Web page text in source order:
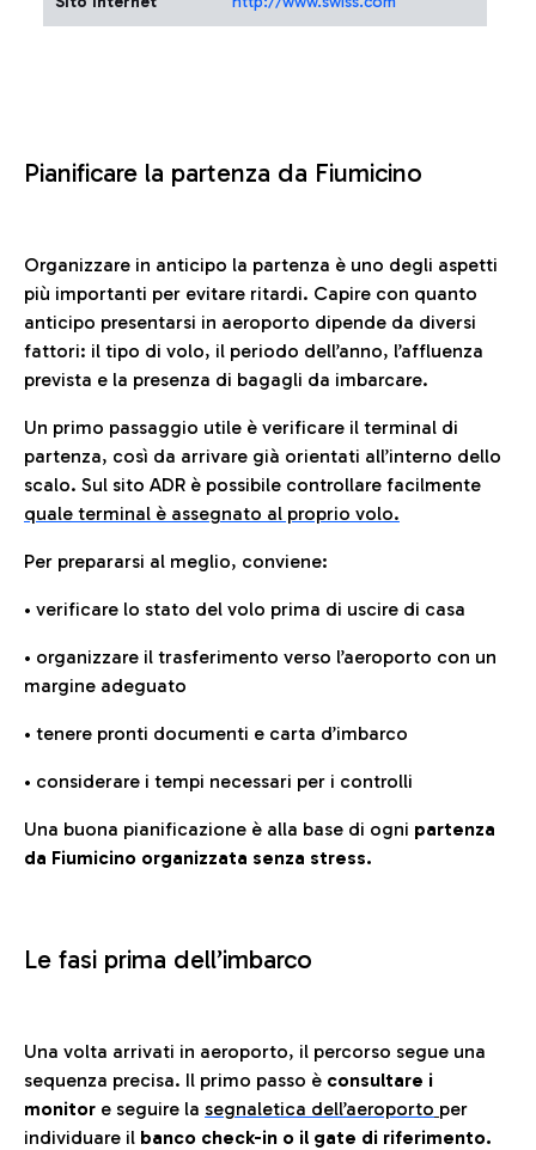
Pianificare la partenza da Fiumicino
Organizzare in anticipo la partenza è uno degli aspetti
più importanti per evitare ritardi. Capire con quanto
anticipo presentarsi in aeroporto dipende da diversi
fattori: il tipo di volo, il periodo dell’anno, l’affluenza
prevista e la presenza di bagagli da imbarcare.
Un primo passaggio utile è verificare il terminal di
partenza, così da arrivare già orientati all’interno dello
scalo. Sul sito ADR è possibile controllare facilmente
quale terminal è assegnato al proprio volo.
Per prepararsi al meglio, conviene:
• verificare lo stato del volo prima di uscire di casa
• organizzare il trasferimento verso l’aeroporto con un
margine adeguato
• tenere pronti documenti e carta d’imbarco
• considerare i tempi necessari per i controlli
Una buona pianificazione è alla base di ogni partenza
da Fiumicino organizzata senza stress.
Le fasi prima dell’imbarco
Una volta arrivati in aeroporto, il percorso segue una
sequenza precisa. Il primo passo è consultare i
monitor e seguire la segnaletica dell’aeroporto per
individuare il banco check-in o il gate di riferimento.